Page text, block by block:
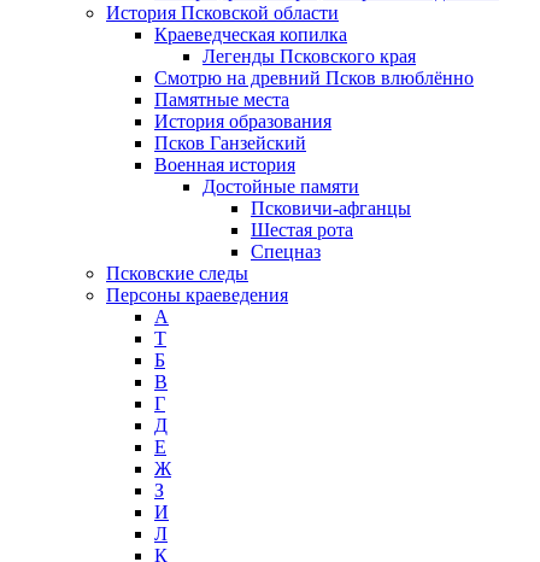
История Псковской области
Краеведческая копилка
Легенды Псковского края
Смотрю на древний Псков влюблённо
Памятные места
История образования
Псков Ганзейский
Военная история
Достойные памяти
Псковичи-афганцы
Шестая рота
Спецназ
Псковские следы
Персоны краеведения
А
T
Б
В
Г
Д
Е
Ж
З
И
Л
К